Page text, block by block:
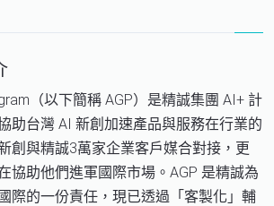
（以下簡稱 AGP）是精誠集團 AI+ 計
助台灣 AI 新創加速產品與服務在行業的
創與精誠3萬家企業客戶媒合對接，更
協助他們進軍國際市場。AGP 是精誠為
際的一份責任，現已透過「客製化」輔